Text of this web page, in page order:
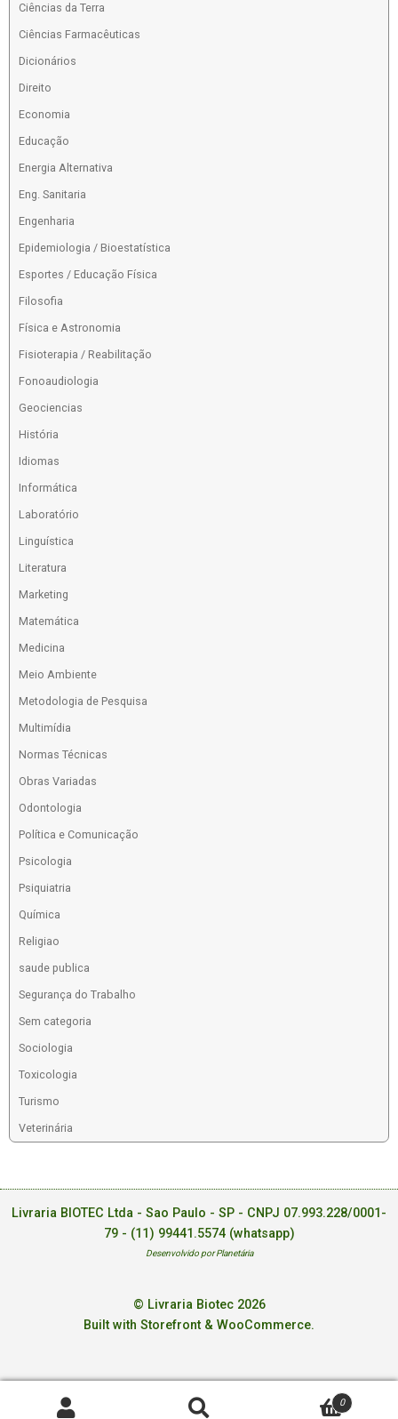
Ciências da Terra
Ciências Farmacêuticas
Dicionários
Direito
Economia
Educação
Energia Alternativa
Eng. Sanitaria
Engenharia
Epidemiologia / Bioestatística
Esportes / Educação Física
Filosofia
Física e Astronomia
Fisioterapia / Reabilitação
Fonoaudiologia
Geociencias
História
Idiomas
Informática
Laboratório
Linguística
Literatura
Marketing
Matemática
Medicina
Meio Ambiente
Metodologia de Pesquisa
Multimídia
Normas Técnicas
Obras Variadas
Odontologia
Política e Comunicação
Psicologia
Psiquiatria
Química
Religiao
saude publica
Segurança do Trabalho
Sem categoria
Sociologia
Toxicologia
Turismo
Veterinária
Livraria BIOTEC Ltda - Sao Paulo - SP - CNPJ 07.993.228/0001-
79 - (11) 99441.5574 (whatsapp)
Desenvolvido por Planetária
© Livraria Biotec 2026
Built with Storefront & WooCommerce.
0